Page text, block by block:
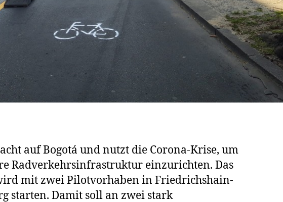
auf Bogotá und nutzt die Corona-Krise, um
Radverkehrsinfrastruktur einzurichten. Das
mit zwei Pilotvorhaben in Friedrichshain-
starten. Damit soll an zwei stark